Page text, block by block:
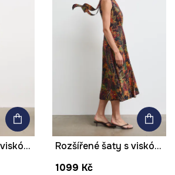
Rozšířené šaty z viskózy
Rozšířené šaty s viskózou se zvířecím vzorem
1099 Kč